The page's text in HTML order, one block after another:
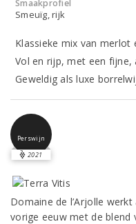
Smaakprofiel
Smeuïg, rijk
Klassieke mix van merlot
Vol en rijp, met een
Geweldig als luxe
Perswijn
2021
Domaine de l’Arjolle
vorige eeuw met de blend